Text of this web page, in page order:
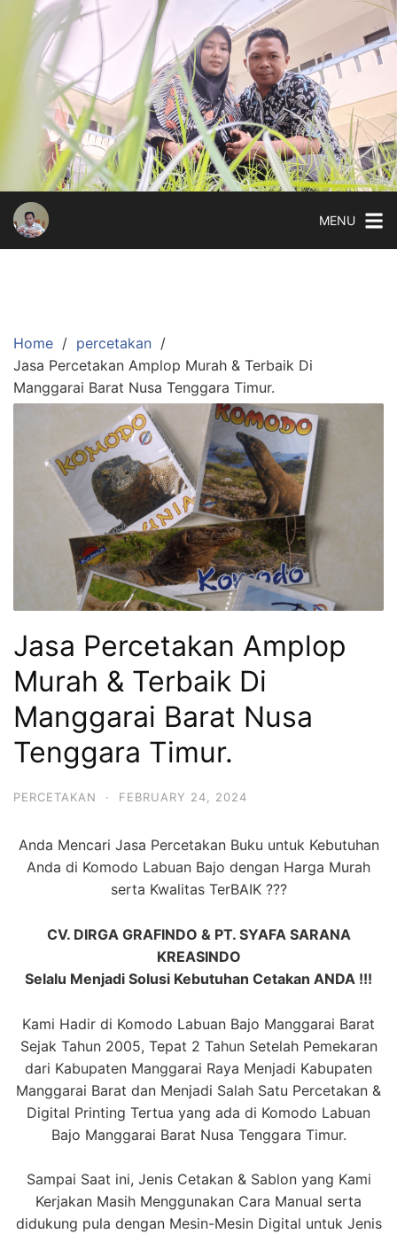
content
MENU
Home
percetakan
Jasa Percetakan Amplop Murah & Terbaik Di
Manggarai Barat Nusa Tenggara Timur.
Jasa Percetakan Amplop
Murah & Terbaik Di
Manggarai Barat Nusa
Tenggara Timur.
PERCETAKAN · FEBRUARY 24, 2024
Anda Mencari Jasa Percetakan Buku untuk Kebutuhan
Anda di Komodo Labuan Bajo dengan Harga Murah
serta Kwalitas TerBAIK ???
CV. DIRGA GRAFINDO & PT. SYAFA SARANA
KREASINDO
Selalu Menjadi Solusi Kebutuhan Cetakan ANDA !!!
Kami Hadir di Komodo Labuan Bajo Manggarai Barat
Sejak Tahun 2005, Tepat 2 Tahun Setelah Pemekaran
dari Kabupaten Manggarai Raya Menjadi Kabupaten
Manggarai Barat dan Menjadi Salah Satu Percetakan &
Digital Printing Tertua yang ada di Komodo Labuan
Bajo Manggarai Barat Nusa Tenggara Timur.
Sampai Saat ini, Jenis Cetakan & Sablon yang Kami
Kerjakan Masih Menggunakan Cara Manual serta
didukung pula dengan Mesin-Mesin Digital untuk Jenis